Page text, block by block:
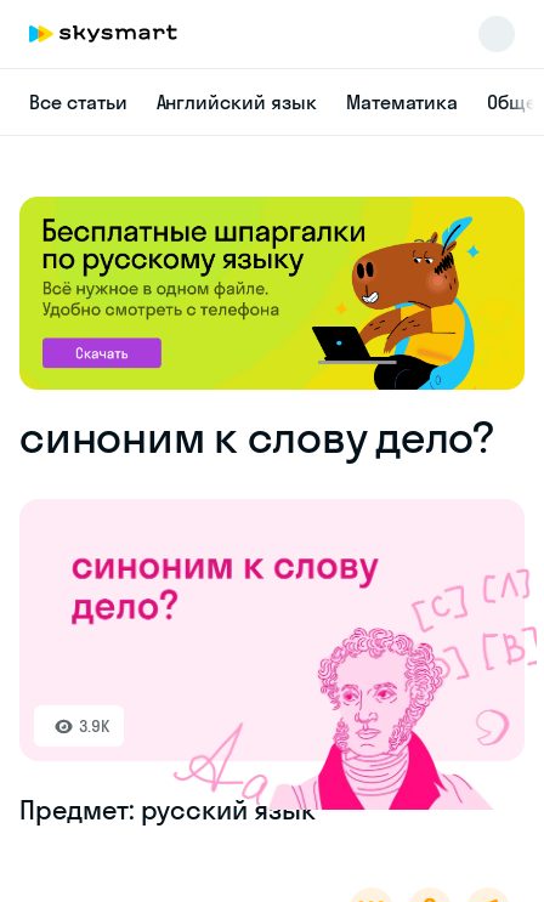
Все статьи Английский язык Математика
синоним к слову дело?
3.9K
Предмет: русский язык